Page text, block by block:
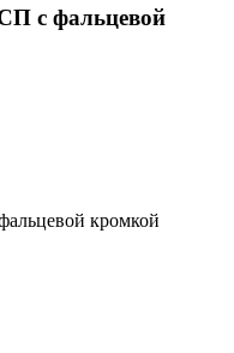
с фальцевой